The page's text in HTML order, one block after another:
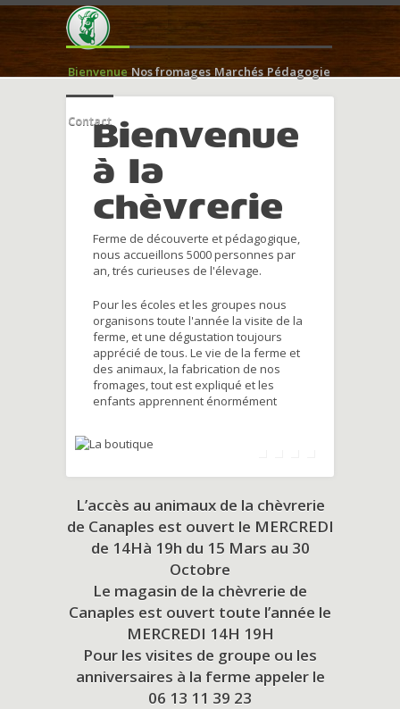
Bienvenue Nos fromages Marchés Pédagogie
ContactBienvenue
à la
chèvrerie
Ferme de découverte et pédagogique,
nous accueillons 5000 personnes par
an, trés curieuses de l'élevage.
Pour les écoles et les groupes nous
organisons toute l'année la visite de la
ferme, et une dégustation toujours
apprécié de tous. Le vie de la ferme et
des animaux, la fabrication de nos
fromages, tout est expliqué et les
enfants apprennent énormément
L’accès au animaux de la chèvrerie
de Canaples est ouvert le MERCREDI
de 14Hà 19h du 15 Mars au 30
Octobre
Le magasin de la chèvrerie de
Canaples est ouvert toute l’année le
MERCREDI 14H 19H
Pour les visites de groupe ou les
anniversaires à la ferme appeler le
06 13 11 39 23